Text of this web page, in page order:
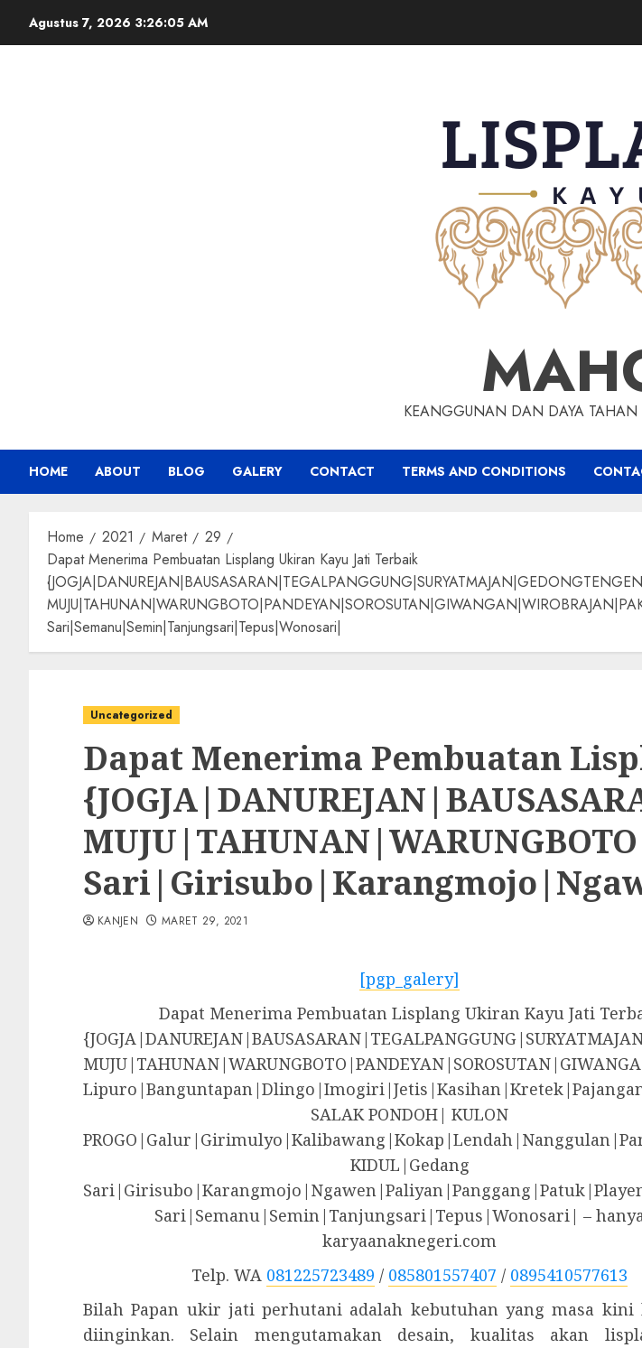
Agustus 7, 2026 3:26:06 AM
KEANGGUNAN DAN DAYA TAHAN
HOME ABOUT BLOG GALERY CONTACT TERMS AND CONDITIONS
Home 2021 Maret
29
Dapat Menerima Pembuatan Lisplang Ukiran Kayu Jati Terbaik
Sari|Semanu|Semin|Tanjungsari|Tepus|Wonosari|
Uncategorized
Dapat Menerima Pembuatan
KANJEN MARET 29, 2021
[pgp_galery]
Dapat Menerima Pembuatan Lisplang Ukiran Kayu Jati
SALAK PONDOH| KULON
KIDUL|Gedang
Sari|Semanu|Semin|Tanjungsari|Tepus|Wonosari| –
karyaanaknegeri.com
Telp. WA 081225723489 / 085801557407 / 0895410577613
Bilah Papan ukir jati perhutani adalah kebutuhan yang masa kini
diinginkan. Selain mengutamakan desain, kualitas akan